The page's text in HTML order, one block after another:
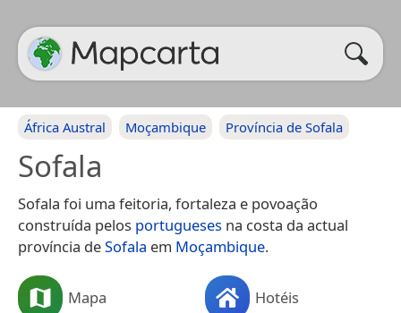
África Austral Moçambique Província de Sofala
Sofala
Sofala foi uma feitoria, fortaleza e povoação
construída pelos portugueses na costa da actual
província deSofala em Moçambique.
Mapa Hotéis